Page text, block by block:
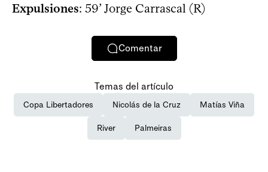
Expulsiones: 59’ Jorge Carrascal (R)
Comentar
Temas del artículo
Copa Libertadores Nicolás de la Cruz Matías Viña
River Palmeiras